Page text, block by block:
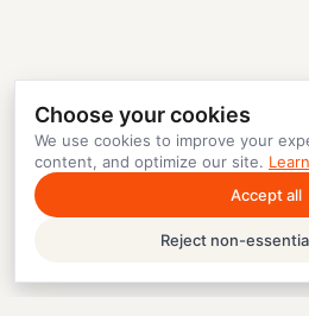
Choose your cookies
We use cookies to improve your
content, and optimize our site.
Accept all
Reject non-